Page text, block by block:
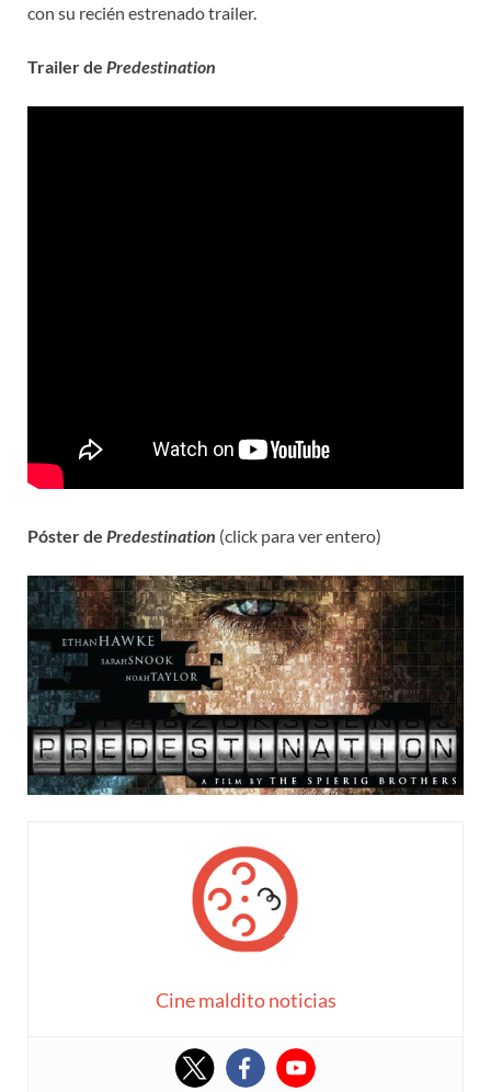
con su recién estrenado trailer.
Trailer de Predestination
Póster de Predestination (click para ver entero)
Cine maldito noticias